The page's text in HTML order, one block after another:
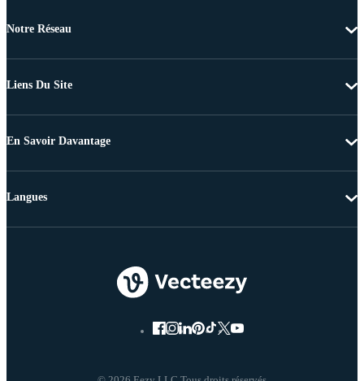
Notre Réseau
Liens Du Site
En Savoir Davantage
Langues